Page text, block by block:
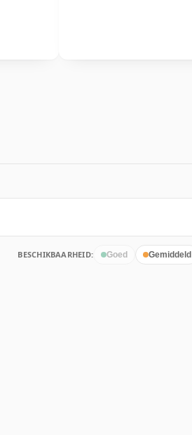
BESCHIKBAARHEID: Goed Gemiddeld